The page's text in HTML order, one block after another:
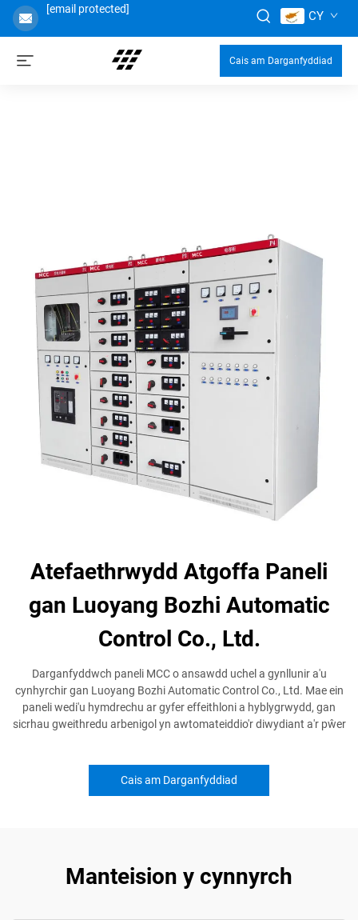
[email protected] CY
Cais am Darganfyddiad
Atefaethrwydd Atgoffa Paneli
gan Luoyang Bozhi Automatic
Control Co., Ltd.
Darganfyddwch paneli MCC o ansawdd uchel a gynllunir a'u
cynhyrchir gan Luoyang Bozhi Automatic Control Co., Ltd. Mae ein
paneli wedi'u hymdrechu ar gyfer effeithloni a hyblygrwydd, gan
sicrhau gweithredu arbenigol yn awtomateiddio'r diwydiant a'r pŵer
Cais am Darganfyddiad
Manteision y cynnyrch